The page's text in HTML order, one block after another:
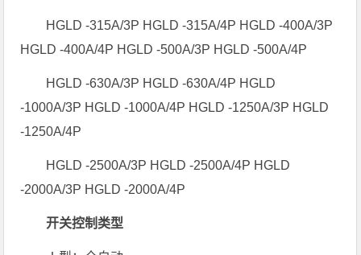
HGLD -315A/3P HGLD -315A/4P HGLD -400A/3P
HGLD -400A/4P HGLD -500A/3P HGLD -500A/4P
HGLD -630A/3P HGLD -630A/4P HGLD
-1000A/3P HGLD -1000A/4P HGLD -1250A/3P HGLD
-1250A/4P
HGLD -2500A/3P HGLD -2500A/4P HGLD
-2000A/3P HGLD -2000A/4P
开关控制类型